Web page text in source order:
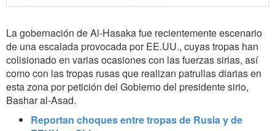
La gobernación de Al-Hasaka fue recientemente escenario
de una escalada provocada por EE.UU., cuyas tropas han
colisionado en varias ocasiones con las fuerzas sirias, así
como con las tropas rusas que realizan patrullas diarias en
esta zona por petición del Gobierno del presidente sirio,
Bashar al-Asad.
Reportan choques entre tropas de Rusia y de